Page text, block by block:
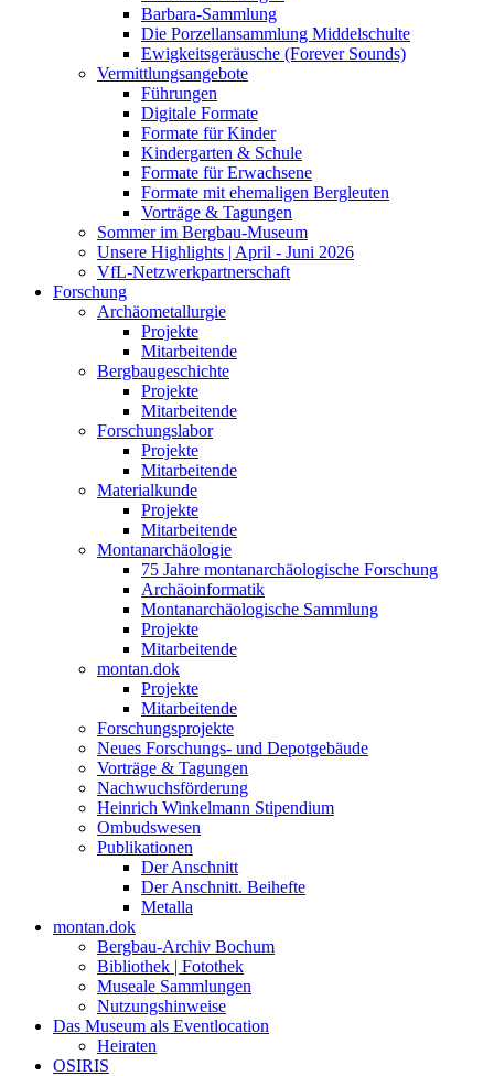
Barbara-Sammlung
Die Porzellansammlung Middelschulte
Ewigkeitsgeräusche (Forever Sounds)
Vermittlungsangebote
Führungen
Digitale Formate
Formate für Kinder
Kindergarten & Schule
Formate für Erwachsene
Formate mit ehemaligen Bergleuten
Vorträge & Tagungen
Sommer im Bergbau-Museum
Unsere Highlights | April - Juni 2026
VfL-Netzwerkpartnerschaft
Forschung
Archäometallurgie
Projekte
Mitarbeitende
Bergbaugeschichte
Projekte
Mitarbeitende
Forschungslabor
Projekte
Mitarbeitende
Materialkunde
Projekte
Mitarbeitende
Montanarchäologie
75 Jahre montanarchäologische Forschung
Archäoinformatik
Montanarchäologische Sammlung
Projekte
Mitarbeitende
montan.dok
Projekte
Mitarbeitende
Forschungsprojekte
Neues Forschungs- und Depotgebäude
Vorträge & Tagungen
Nachwuchsförderung
Heinrich Winkelmann Stipendium
Ombudswesen
Publikationen
Der Anschnitt
Der Anschnitt. Beihefte
Metalla
montan.dok
Bergbau-Archiv Bochum
Bibliothek | Fotothek
Museale Sammlungen
Nutzungshinweise
Das Museum als Eventlocation
Heiraten
OSIRIS